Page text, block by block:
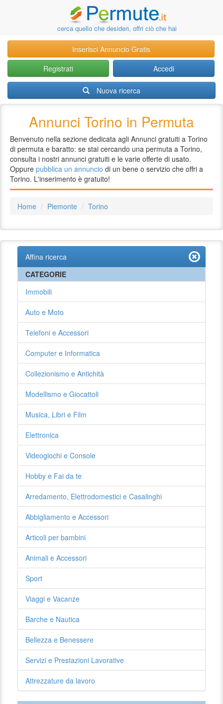
cerca quello che desideri, offri ciò che hai
Inserisci Annuncio Gratis
Registrati
Accedi
Nuova ricerca
Annunci Torino in Permuta
Benvenuto nella sezione dedicata agli Annunci gratuiti a Torino
di permuta e baratto: se stai cercando una permuta a Torino,
consulta i nostri annunci gratuiti e le varie offerte di usato.
Oppure pubblica un annuncio di un bene o servizio che offri a
Torino. L'inserimento è gratuito!
Home Piemonte Torino
Affina ricerca
CATEGORIE
Immobili
Auto e Moto
Telefoni e Accessori
Computer e Informatica
Collezionismo e Antichità
Modellismo e Giocattoli
Musica, Libri e Film
Elettronica
Videogiochi e Console
Hobby e Fai da te
Arredamento, Elettrodomestici e Casalinghi
Abbigliamento e Accessori
Articoli per bambini
Animali e Accessori
Sport
Viaggi e Vacanze
Barche e Nautica
Bellezza e Benessere
Servizi e Prestazioni Lavorative
Attrezzature da lavoro